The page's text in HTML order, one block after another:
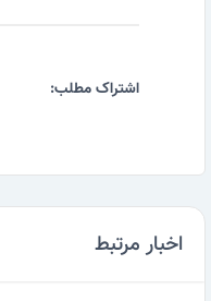
اشتراک مطلب:
اخبار مرتبط